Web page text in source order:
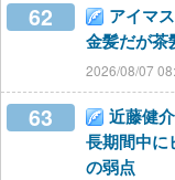
62
アイマ
金髪だが
2026/08/07
63
近藤健
長期間中
の弱点